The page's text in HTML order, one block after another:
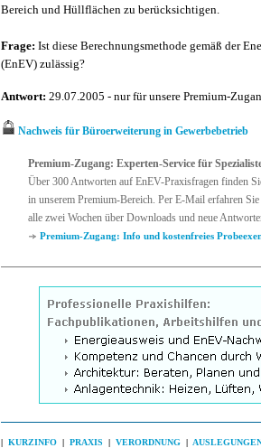
Bereich und Hüllflächen zu berücksichtigen.
Frage: Ist diese Berechnungsmethode gemäß der
(EnEV) zulässig?
Antwort: 29.07.2005 - nur für unsere Premium-
Nachweis für Büroerweiterung in Gewerbebetrieb
Premium-Zugang: Experten-Service für
Über 300 Antworten auf EnEV-Praxisfragen finden
in unserem Premium-Bereich. Per E-Mail erfahren Sie
alle zwei Wochen über Downloads und neue
Premium-Zugang: Info und kostenfreies
| KURZINFO | PRAXIS | VERORDNUNG |